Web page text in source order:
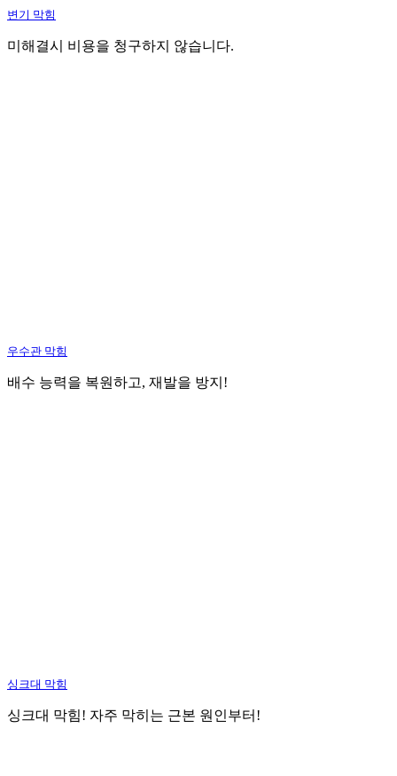
변기 막힘
미해결시 비용을 청구하지 않습니다.
우수관 막힘
배수 능력을 복원하고, 재발을 방지!
싱크대 막힘
싱크대 막힘! 자주 막히는 근본 원인부터!